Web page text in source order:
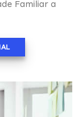
Familiar a